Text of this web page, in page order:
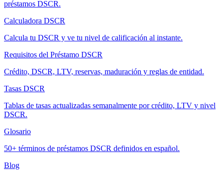
préstamos DSCR.
Calculadora DSCR
Calcula tu DSCR y ve tu nivel de calificación al instante.
Requisitos del Préstamo DSCR
Crédito, DSCR, LTV, reservas, maduración y reglas de entidad.
Tasas DSCR
Tablas de tasas actualizadas semanalmente por crédito, LTV y nivel
DSCR.
Glosario
50+ términos de préstamos DSCR definidos en español.
Blog